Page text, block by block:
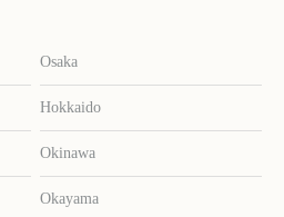
Osaka
Hokkaido
Okinawa
Okayama